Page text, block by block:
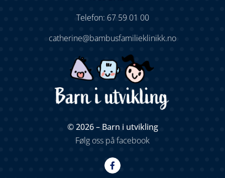
Telefon: 67 59 01 00
catherine@bambusfamilieklinikk.no
© 2026 – Barn i utvikling
Følg oss på facebook